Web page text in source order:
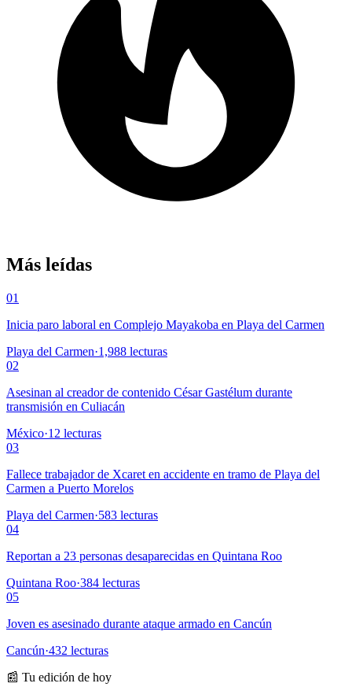
Más leídas
01
Inicia paro laboral en Complejo Mayakoba en Playa del Carmen
Playa del Carmen·1,988 lecturas
02
Asesinan al creador de contenido César Gastélum durante
transmisión en Culiacán
México·12 lecturas
03
Fallece trabajador de Xcaret en accidente en tramo de Playa del
Carmen a Puerto Morelos
Playa del Carmen·583 lecturas
04
Reportan a 23 personas desaparecidas en Quintana Roo
Quintana Roo·384 lecturas
05
Joven es asesinado durante ataque armado en Cancún
Cancún·432 lecturas
📰 Tu edición de hoy